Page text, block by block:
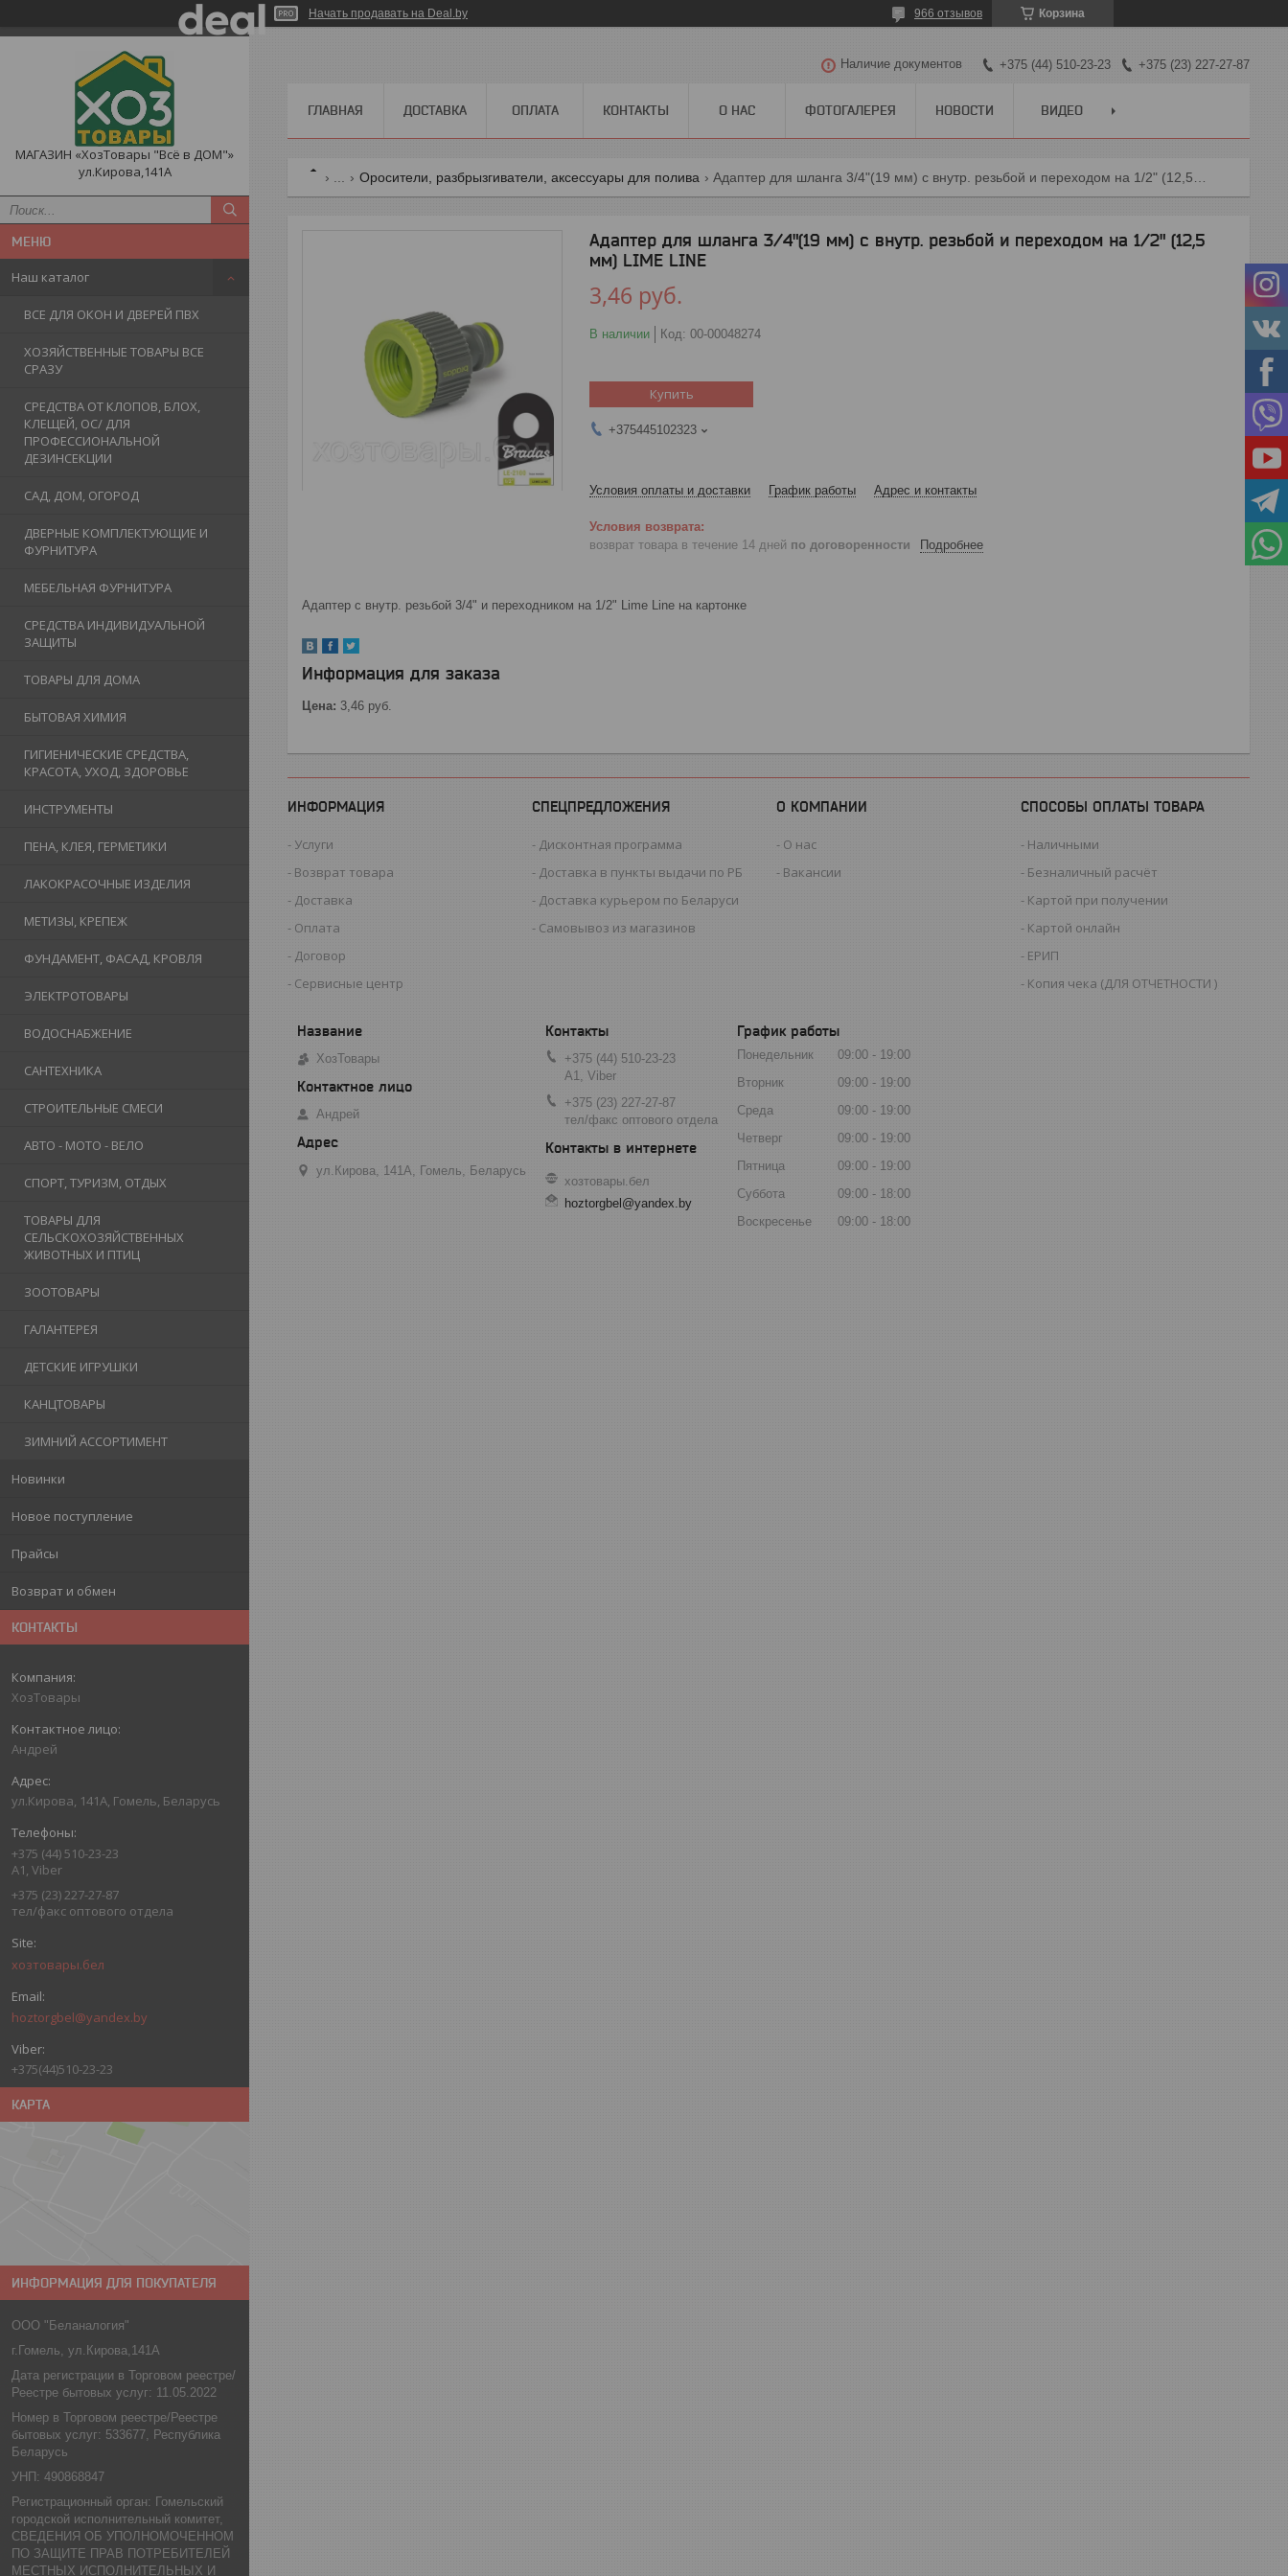
Начать продавать на Deal.by Корзина
966 отзывов
МАГАЗИН «ХозТовары "Всё в ДОМ"»
ул.Кирова,141А
Наш каталог
ВСЕ ДЛЯ ОКОН И ДВЕРЕЙ ПВХ
ХОЗЯЙСТВЕННЫЕ ТОВАРЫ ВСЕ
СРАЗУ
СРЕДСТВА ОТ КЛОПОВ, БЛОХ,
КЛЕЩЕЙ, ОС/ ДЛЯ
ПРОФЕССИОНАЛЬНОЙ
ДЕЗИНСЕКЦИИ
САД, ДОМ, ОГОРОД
ДВЕРНЫЕ КОМПЛЕКТУЮЩИЕ И
ФУРНИТУРА
МЕБЕЛЬНАЯ ФУРНИТУРА
СРЕДСТВА ИНДИВИДУАЛЬНОЙ
ЗАЩИТЫ
ТОВАРЫ ДЛЯ ДОМА
БЫТОВАЯ ХИМИЯ
ГИГИЕНИЧЕСКИЕ СРЕДСТВА,
КРАСОТА, УХОД, ЗДОРОВЬЕ
ИНСТРУМЕНТЫ
ПЕНА, КЛЕЯ, ГЕРМЕТИКИ
ЛАКОКРАСОЧНЫЕ ИЗДЕЛИЯ
МЕТИЗЫ, КРЕПЕЖ
ФУНДАМЕНТ, ФАСАД, КРОВЛЯ
ЭЛЕКТРОТОВАРЫ
ВОДОСНАБЖЕНИЕ
САНТЕХНИКА
СТРОИТЕЛЬНЫЕ СМЕСИ
АВТО - МОТО - ВЕЛО
СПОРТ, ТУРИЗМ, ОТДЫХ
ТОВАРЫ ДЛЯ
СЕЛЬСКОХОЗЯЙСТВЕННЫХ
ЖИВОТНЫХ И ПТИЦ
ЗООТОВАРЫ
ГАЛАНТЕРЕЯ
ДЕТСКИЕ ИГРУШКИ
КАНЦТОВАРЫ
ЗИМНИЙ АССОРТИМЕНТ
Новинки
Новое поступление
Прайсы
Возврат и обмен
КОНТАКТЫ
ХозТовары
Андрей
ул.Кирова, 141А, Гомель, Беларусь
+375 (44) 510-23-23
А1, Viber
+375 (23) 227-27-87
тел/факс оптового отдела
хозтовары.бел
hoztorgbel@yandex.by
+375(44)510-23-23
КАРТА
ИНФОРМАЦИЯ ДЛЯ ПОКУПАТЕЛЯ
ООО "Беланалогия"
г.Гомель, ул.Кирова,141А
Дата регистрации в Торговом реестре/
Реестре бытовых услуг: 11.05.2022
Номер в Торговом реестре/Реестре
бытовых услуг: 533677, Республика
Беларусь
УНП: 490868847
Регистрационный орган: Гомельский
городской исполнительный комитет,
СВЕДЕНИЯ ОБ УПОЛНОМОЧЕННОМ
ПО ЗАЩИТЕ ПРАВ ПОТРЕБИТЕЛЕЙ
МЕСТНЫХ ИСПОЛНИТЕЛЬНЫХ И
Наличие документов +375 (44) 510-23-23 +375 (23) 227-27-87
ГЛАВНАЯ ДОСТАВКА ОПЛАТА КОНТАКТЫ О НАС ФОТОГАЛЕРЕЯ НОВОСТИ ВИДЕО
Оросители, разбрызгиватели, аксессуары для полива
Адаптер для шланга 3/4"(19 мм) с внутр. резьбой и переходом на 1/2" (12,5
мм) LIME LINE
3,46 руб.
В наличии Код: 00-00048274
Купить
+375445102323
Условия оплаты и доставки График работы Адрес и контакты
возврат товара в течение 14 дней по договоренности Подробнее
Адаптер с внутр. резьбой 3/4" и переходником на 1/2" Lime Line на картонке
Информация для заказа
Цена: 3,46 руб.
ИНФОРМАЦИЯ
Услуги
Возврат товара
Доставка
Оплата
Договор
Сервисные центр
СПЕЦПРЕДЛОЖЕНИЯ
Дисконтная программа
Доставка в пункты выдачи по РБ
Доставка курьером по Беларуси
Самовывоз из магазинов
О КОМПАНИИ
О нас
Вакансии
СПОСОБЫ ОПЛАТЫ ТОВАРА
Наличными
Безналичный расчёт
Картой при получении
Картой онлайн
ЕРИП
Копия чека (ДЛЯ ОТЧЕТНОСТИ )
ХозТовары
Андрей
ул.Кирова, 141А, Гомель, Беларусь
+375 (44) 510-23-23
А1, Viber
+375 (23) 227-27-87
тел/факс оптового отдела
хозтовары.бел
hoztorgbel@yandex.by
График работы
Понедельник 09:00
19:00
Вторник
09:00
19:00
Среда
09:00
19:00
Четверг
09:00
19:00
Пятница
09:00
19:00
Суббота
09:00
18:00
Воскресенье
09:00 18:00